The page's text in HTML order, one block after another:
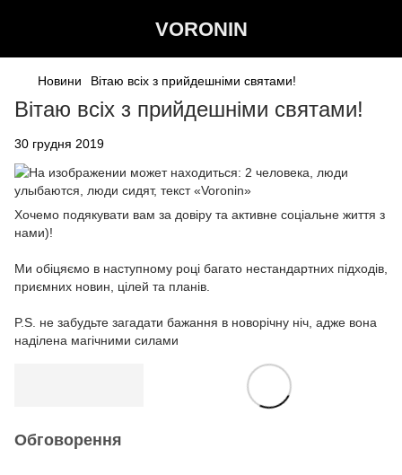
VORONIN
Новини Вітаю всіх з прийдешніми святами!
Вітаю всіх з прийдешніми святами!
30 грудня 2019
Хочемо подякувати вам за довіру та активне соціальне життя з
нами)!
Ми обіцяємо в наступному році багато нестандартних підходів,
приємних новин, цілей та планів.
P.S. не забудьте загадати бажання в новорічну ніч, адже вона
наділена магічними силами
Обговорення